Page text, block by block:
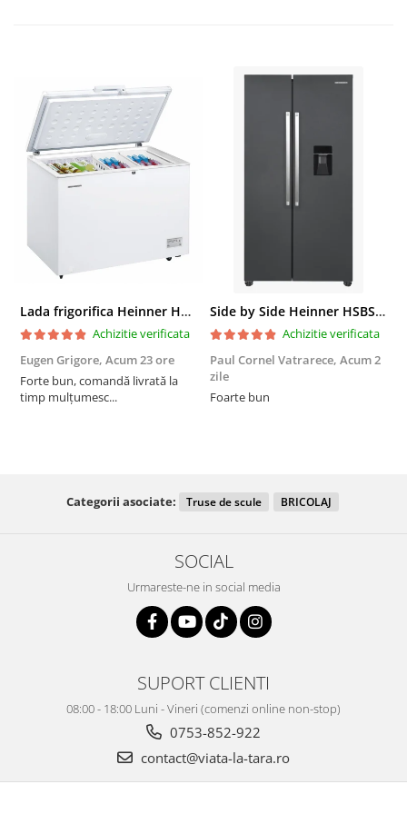
Vibratoare beton
Pachete electrocasnice
incorporabile
Seturi oale
SANDWICH MAKER
Lada frigorifica Heinner HCF-287CNHE++, 287 l, Clasa E, Compresor inverter, Iluminare LED, Functionalitate frigider, Alb
Achizitie verificata
Eugen Grigore, Acum 23 ore
Forte bun, comandă livrată la
timp mulțumesc...
Side by Side Heinner HSBS-HM439NFINVDGWDE++, Total No Frost, Compresor Inverter, Dozator Apa, Display Touch LED, 439 L, Clasa E, Gri Antracit Texturat
Achizitie verificata
Paul Cornel Vatrarece, Acum 2
zile
Foarte bun
Categorii asociate: Truse de scule BRICOLAJ
SOCIAL
Urmareste-ne in social media
SUPORT CLIENTI
08:00 - 18:00 Luni - Vineri (comenzi online non-stop)
0753-852-922
contact@viata-la-tara.ro